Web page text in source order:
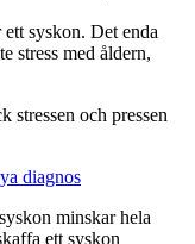
syskon. Det enda
stress med åldern,
stressen och pressen
diagnos
minskar hela
ett syskon